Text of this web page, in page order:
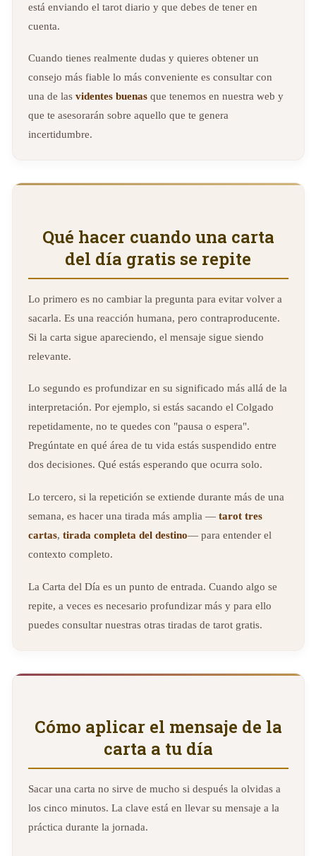
está enviando el tarot diario y que debes de tener en
cuenta.
Cuando tienes realmente dudas y quieres obtener un
consejo más fiable lo más conveniente es consultar con
una de las videntes buenasque tenemos en nuestra web y
que te asesorarán sobre aquello que te genera
incertidumbre.
Qué hacer cuando una carta
del día gratis se repite
Lo primero es no cambiar la pregunta para evitar volver a
sacarla. Es una reacción humana, pero contraproducente.
Si la carta sigue apareciendo, el mensaje sigue siendo
relevante.
Lo segundo es profundizar en su significado más allá de la
interpretación. Por ejemplo, si estás sacando el Colgado
repetidamente, no te quedes con "pausa o espera".
Pregúntate en qué área de tu vida estás suspendido entre
dos decisiones. Qué estás esperando que ocurra solo.
Lo tercero, si la repetición se extiende durante más de una
semana, es hacer una tirada más amplia — tarot tres
cartas, tirada completa del destino— para entender el
contexto completo.
La Carta del Día es un punto de entrada. Cuando algo se
repite, a veces es necesario profundizar más y para ello
puedes consultar nuestras otras tiradas de tarot gratis.
Cómo aplicar el mensaje de la
carta a tu día
Sacar una carta no sirve de mucho si después la olvidas a
los cinco minutos. La clave está en llevar su mensaje a la
práctica durante la jornada.